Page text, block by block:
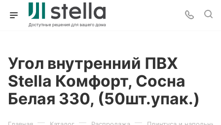
Угол внутренний ПВХ
Stella Комфорт, Сосна
Белая 330, (50шт.упак.)
— — —